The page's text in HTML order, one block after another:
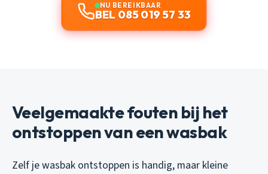
NU BEREIKBAAR
BEL 085 019 57 33
Veelgemaakte fouten bij het
ontstoppen van een wasbak
Zelf je wasbak ontstoppen is handig, maar kleine